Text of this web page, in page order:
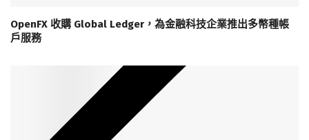
OpenFX 收購 Global Ledger，為金融科技企業推出多幣種帳
戶服務